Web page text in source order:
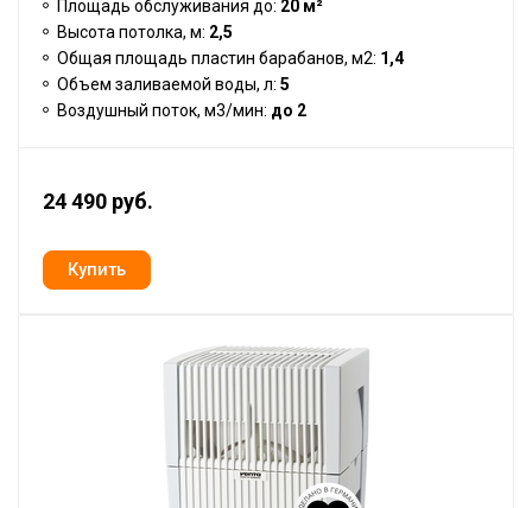
Площадь обслуживания до: 20 м²
Высота потолка, м: 2,5
Общая площадь пластин барабанов, м2: 1,4
Объем заливаемой воды, л: 5
Воздушный поток, м3/мин: до 2
24 490 руб.